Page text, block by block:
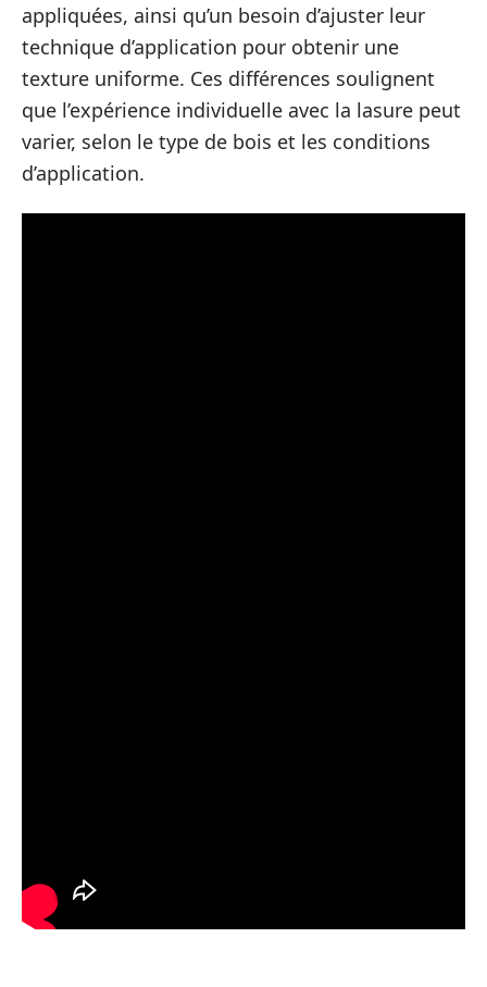
appliquées, ainsi qu’un besoin d’ajuster leur
technique d’application pour obtenir une
texture uniforme. Ces différences soulignent
que l’expérience individuelle avec la lasure peut
varier, selon le type de bois et les conditions
d’application.